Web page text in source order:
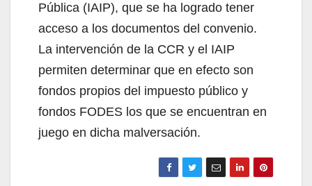
Pública (IAIP), que se ha logrado tener
acceso a los documentos del convenio.
La intervención de la CCR y el IAIP
permiten determinar que en efecto son
fondos propios del impuesto público y
fondos FODES los que se encuentran en
juego en dicha malversación.